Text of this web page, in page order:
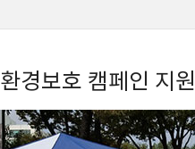
환경보호 캠페인 지원